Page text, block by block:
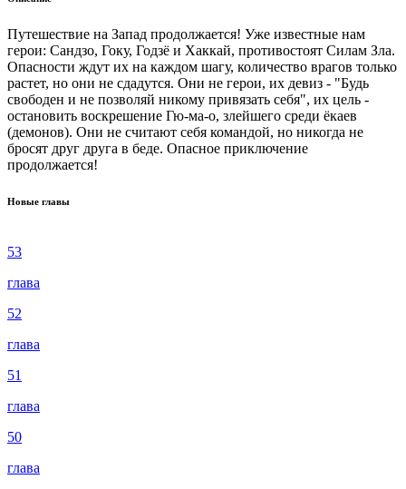
Путешествие на Запад продолжается! Уже известные нам
герои: Сандзо, Гоку, Годзё и Хаккай, противостоят Силам Зла.
Опасности ждут их на каждом шагу, количество врагов только
растет, но они не сдадутся. Они не герои, их девиз - "Будь
свободен и не позволяй никому привязать себя", их цель -
остановить воскрешение Гю-ма-о, злейшего среди ёкаев
(демонов). Они не считают себя командой, но никогда не
бросят друг друга в беде. Опасное приключение
продолжается!
Новые главы
53
глава
52
глава
51
глава
50
глава